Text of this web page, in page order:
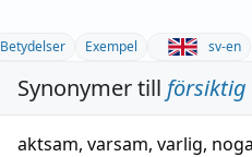
Betydelser Exempel sv-en
Synonymer till försiktig
aktsam, varsam, varlig, noga